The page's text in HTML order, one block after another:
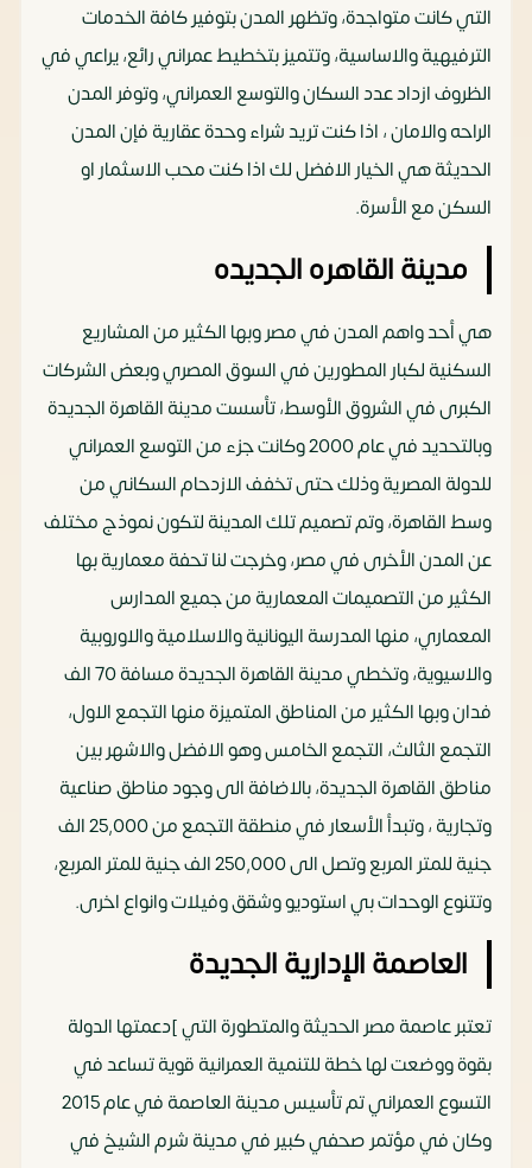
التي كانت متواجدة، وتظهر المدن بتوفير كافة الخدمات
الترفيهية والاساسية، وتتميز بتخطيط عمراني رائع، يراعي في
الظروف ازداد عدد السكان والتوسع العمراني، وتوفر المدن
الراحه والامان ، اذا كنت تريد شراء وحدة عقارية فإن المدن
الحديثة هي الخيار الافضل لك اذا كنت محب الاسثمار او
السكن مع الأسرة.
مدينة القاهره الجديده
هي أحد واهم المدن في مصر وبها الكثير من المشاريع
السكنية لكبار المطورين في السوق المصري وبعض الشركات
الكبرى في الشروق الأوسط، تأسست مدينة القاهرة الجديدة
وبالتحديد في عام 2000 وكانت جزء من التوسع العمراني
للدولة المصرية وذلك حتى تخفف الازدحام السكاني من
وسط القاهرة، وتم تصميم تلك المدينة لتكون نموذج مختلف
عن المدن الأخرى في مصر، وخرجت لنا تحفة معمارية بها
الكثير من التصميمات المعمارية من جميع المدارس
المعماري، منها المدرسة اليونانية والاسلامية والاوروبية
والاسيوية، وتخطي مدينة القاهرة الجديدة مسافة 70 الف
فدان وبها الكثير من المناطق المتميزة منها التجمع الاول،
التجمع الثالث، التجمع الخامس وهو الافضل والاشهر بين
مناطق القاهرة الجديدة، بالاضافة الى وجود مناطق صناعية
وتجارية ، وتبدأ الأسعار في منطقة التجمع من 25,000 الف
جنية للمتر المربع وتصل الى 250,000 الف جنية للمتر المربع،
وتتنوع الوحدات بي استوديو وشقق وفيلات وانواع اخرى.
العاصمة الإدارية الجديدة
تعتبر عاصمة مصر الحديثة والمتطورة التي ]دعمتها الدولة
بقوة ووضعت لها خطة للتنمية العمرانية قوية تساعد في
التسوع العمراني تم تأسيس مدينة العاصمة في عام 2015
وكان في مؤتمر صحفي كبير في مدينة شرم الشيخ في